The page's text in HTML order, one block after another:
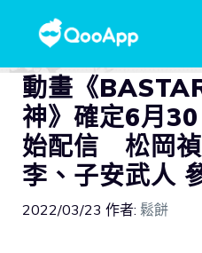
動畫《
神》確定6月
始配信 松岡
李、子安武人
2022/03/23 作者: 鬆餅